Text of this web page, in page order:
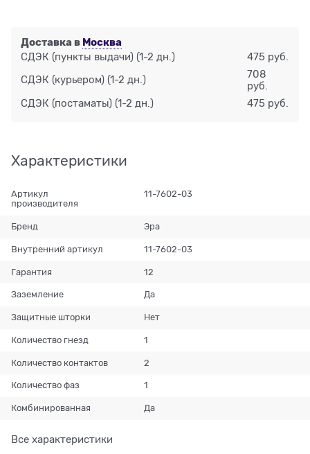
Доставка в Москва
СДЭК (пункты выдачи) (1-2 дн.) 475 руб.
СДЭК (курьером) (1-2 дн.)
708
руб.
СДЭК (постаматы) (1-2 дн.) 475 руб.
Характеристики
Артикул
производителя
11-7602-03
Бренд Эра
Внутренний артикул 11-7602-03
Гарантия 12
Заземление Да
Защитные шторки Нет
Количество гнезд 1
Количество контактов 2
Количество фаз 1
Комбинированная Да
Все характеристики